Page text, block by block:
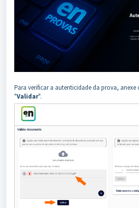
Para verificar a autenticidade da prova,
"Validar".